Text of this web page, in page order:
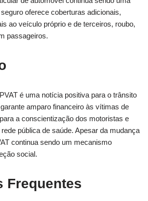
oferece coberturas adicionais,
ao veículo próprio e de terceiros, roubo,
passageiros.
é uma notícia positiva para o trânsito
amparo financeiro às vítimas de
a conscientização dos motoristas e
pública de saúde. Apesar da mudança
continua sendo um mecanismo
social.
Frequentes